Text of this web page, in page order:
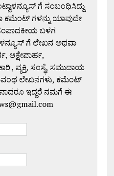
ಗೆ ಸಂಬಂಧಿಸಿದ್ದು
ಕಮೆಂಟ್ ಗಳನ್ನು ಯಾವುದೇ
ಬಳಗ
ಗೆ ಲೇಖನ ಅಥವಾ
, ವ್ಯಕ್ತಿ, ಸಂಸ್ಥೆ, ಸಮುದಾಯ
ಲೇಖನಗಳು, ಕಮೆಂಟ್
ಇದ್ದರೆ ನಮಗೆ ಈ